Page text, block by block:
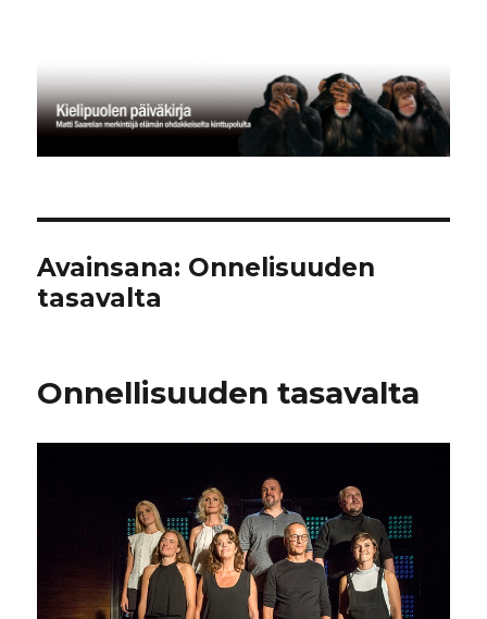
Avainsana: Onnelisuuden
tasavalta
Onnellisuuden tasavalta